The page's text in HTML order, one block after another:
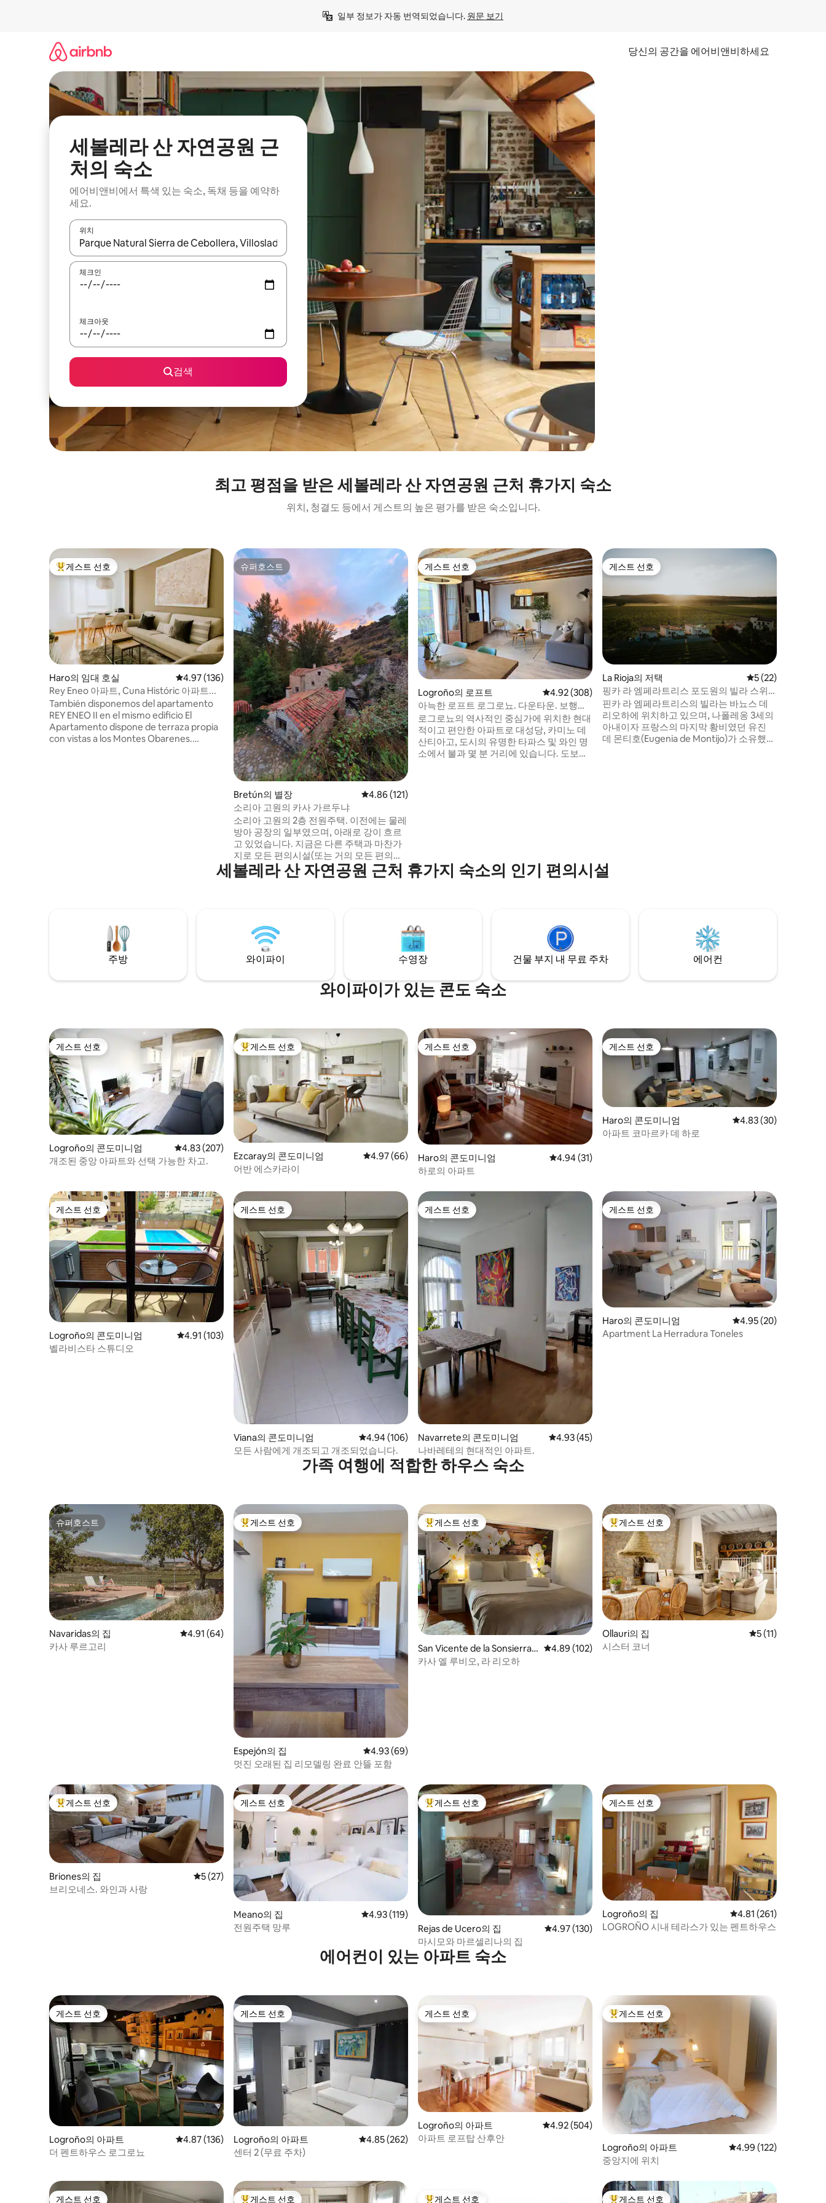
일부 정보가 자동 번역되었습니다. 원문 보기
당신의 공간을 에어비앤비하세요
세볼레라 산 자연공원 근
처의 숙소
에어비앤비에서 특색 있는 숙소, 독채 등을 예약하
세요.
위치
결과가 나오면 위·아래 화살표 키를 사용하거나 터치 또는 스와이프 동작으로 탐색하세요.
체크인
체크아웃
검색
최고 평점을 받은 세볼레라 산 자연공원 근처 휴가지 숙소
위치, 청결도 등에서 게스트의 높은 평가를 받은 숙소입니다.
상위 게스트 선호
게스트 선호
Haro의 임대 호실 평점 4.97점(5점 만점), 후기 136개
4.97 (136)
Rey Eneo 아파트, Cuna Históric 아파트...
También disponemos del apartamento
REY ENEO II en el mismo edificio El
Apartamento dispone de terraza propia
con vistas a los Montes Obarenes.
electrodomésticos. nevera, lavadora,
lavavajillas, microondas, horno, cafetera
Dolce gusto con capsulas a disposición
del cliente y hervidor de agua. El
alojamiento también dispone de Plaza de
Garaje privada con acceso directo al
슈퍼호스트
슈퍼호스트
Bretún의 별장 평점 4.86점(5점 만점), 후기 121개
4.86 (121)
소리아 고원의 카사 가르두냐
소리아 고원의 2층 전원주택. 이전에는 물레
방아 공장의 일부였으며, 아래로 강이 흐르
고 있었습니다. 지금은 다른 주택과 마찬가
지로 모든 편의시설(또는 거의 모든 편의시
설!)을 갖추고 개조되었습니다. 최대 수용 인
원은 4 명이며, 욕실 1 개가 있습니다. 거실
4 개의 인덕션 레인지가 있습니다. 요청시
장작을 제공하며, 첫 번째 통은 무료입니다.
게스트 선호
게스트 선호
Logroño의 로프트 평점 4.92점(5점 만점), 후기 308개
4.92 (308)
아늑한 로프트 로그로뇨. 다운타운. 보행자
구역
로그로뇨의 역사적인 중심가에 위치한 현대
적이고 편안한 아파트로 대성당, 카미노 데
산티아고, 도시의 유명한 타파스 및 와인 명
소에서 불과 몇 분 거리에 있습니다. 도보로
게스트 선호
게스트 선호
La Rioja의 저택 평점 5점(5점 만점
5 (22)
핑카 라 엠페라트리스 포도원의 빌라 스위
트
핀카 라 엠페라트리스의 빌라는 바뇨스 데
리오하에 위치하고 있으며, 나폴레옹 3세의
아내이자 프랑스의 마지막 황비였던 유진
데 몬티호(Eugenia de Montijo)가 소유했던
세볼레라 산 자연공원 근처 휴가지 숙소의 인기 편의시설
주방 와이파이 수영장 건물 부지 내 무료 주차 에어컨
와이파이가 있는 콘도 숙소
게스트 선호
게스트 선호
Logroño의 콘도미니엄 평점 4.83점(5점 만점), 후기 207개
4.83 (207)
개조된 중앙 아파트와 선택 가능한 차고.
상위 게스트 선호
게스트 선호
Ezcaray의 콘도미니엄 평점 4.97점(5점 만점), 후기 66개
4.97 (66)
어반 에스카라이
게스트 선호
게스트 선호
Haro의 콘도미니엄 평점 4.94점(5점 만점), 후기 31개
4.94 (31)
하로의 아파트
게스트 선호
게스트 선호
Haro의 콘도미니엄 평점 4.83점(5점 만점),
4.83 (30)
아파트 코마르카 데 하로
게스트 선호
게스트 선호
Logroño의 콘도미니엄 평점 4.91점(5점 만점), 후기 103개
4.91 (103)
벨라비스타 스튜디오
게스트 선호
게스트 선호
Viana의 콘도미니엄 평점 4.94점(5점 만점), 후기 106개
4.94 (106)
모든 사람에게 개조되고 개조되었습니다.
게스트 선호
게스트 선호
Navarrete의 콘도미니엄 평점 4.93점(5점 만점), 후기 45개
4.93 (45)
나바레테의 현대적인 아파트.
게스트 선호
게스트 선호
Haro의 콘도미니엄 평점 4.95점(5점 만점),
4.95 (20)
Apartment La Herradura Toneles
가족 여행에 적합한 하우스 숙소
슈퍼호스트
슈퍼호스트
Navaridas의 집 평점 4.91점(5점 만점), 후기 64개
4.91 (64)
카사 루르고리
상위 게스트 선호
게스트 선호
Espejón의 집 평점 4.93점(5점 만점), 후기 69개
4.93 (69)
멋진 오래된 집 리모델링 완료 안뜰 포함
상위 게스트 선호
게스트 선호
San Vicente de la Sonsierra
의 집
평점 4.89점(5점 만점), 후기 102개
4.89 (102)
카사 엘 루비오, 라 리오하
상위 게스트 선호
게스트 선호
Ollauri의 집 평점 5점(5점 만점
5 (11)
시스터 코너
상위 게스트 선호
게스트 선호
Briones의 집 평점 5점(5점 만점), 후기 27개
5 (27)
브리오네스. 와인과 사랑
게스트 선호
게스트 선호
Meano의 집 평점 4.93점(5점 만점), 후기 119개
4.93 (119)
전원주택 망루
상위 게스트 선호
게스트 선호
Rejas de Ucero의 집 평점 4.97점(5점 만점), 후기 130개
4.97 (130)
마시모와 마르셀리나의 집
게스트 선호
게스트 선호
Logroño의 집 평점 4.81점(5점 만점),
4.81 (261)
LOGROÑO 시내 테라스가 있는 펜트하우스
에어컨이 있는 아파트 숙소
게스트 선호
게스트 선호
Logroño의 아파트 평점 4.87점(5점 만점), 후기 136개
4.87 (136)
더 펜트하우스 로그로뇨
게스트 선호
게스트 선호
Logroño의 아파트 평점 4.85점(5점 만점), 후기 262개
4.85 (262)
센터 2 (무료 주차)
게스트 선호
게스트 선호
Logroño의 아파트 평점 4.92점(5점 만점), 후기 504개
4.92 (504)
아파트 로프탑 산후안
상위 게스트 선호
게스트 선호
Logroño의 아파트 평점 4.99점(5점 만점),
4.99 (122)
중앙지에 위치
게스트 선호 게스트 선호 게스트 선호 게스트 선호